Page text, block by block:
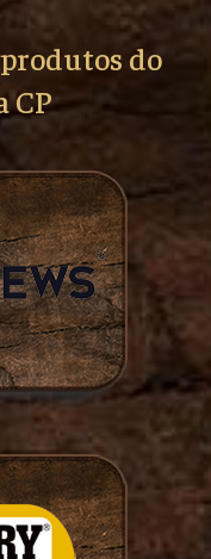
do
CP